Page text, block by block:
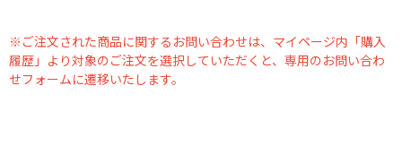
※ご注文された商品に関するお問い合わせは、マイページ内「購入
履歴」より対象のご注文を選択していただくと、専用のお問い合わ
せフォームに遷移いたします。